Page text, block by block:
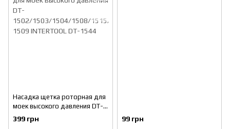
Насадка щетка роторная для
моек высокого давления DT-
1502/1503/1504/1508/1515/
1517/WT-1509 INTERTOOL
399 грн 99 грн